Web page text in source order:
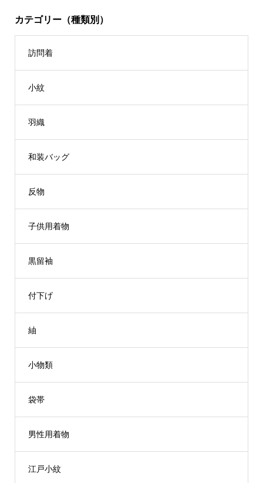
カテゴリー（種類別）
訪問着
小紋
羽織
和装バッグ
反物
子供用着物
黒留袖
付下げ
紬
小物類
袋帯
男性用着物
江戸小紋